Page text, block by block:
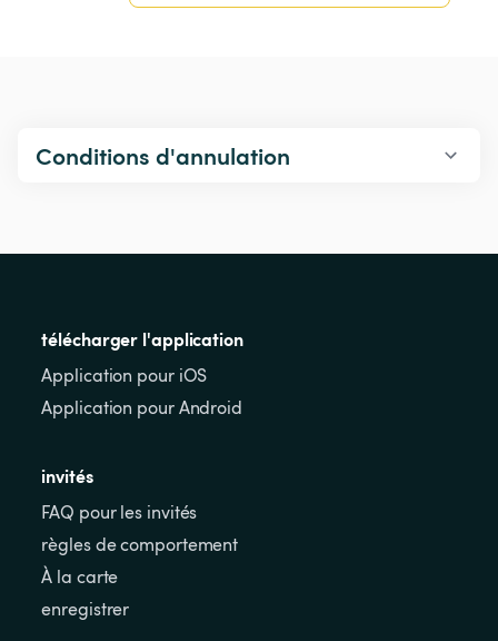
Conditions d'annulation
télécharger l'application
Application pour iOS
Application pour Android
invités
FAQ pour les invités
règles de comportement
À la carte
enregistrer